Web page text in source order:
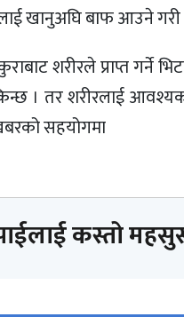
खानुअघि बाफ आउने
शरीरले प्राप्त गर्ने
। तर शरीरलाई
सहयोगमा
कस्तो